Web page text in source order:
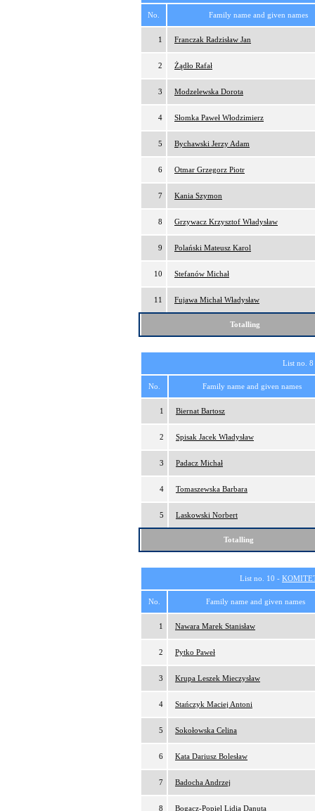
No. Family name and given names
1 Franczak Radzisław Jan
2 Żądło Rafał
3 Modzelewska Dorota
4 Słomka Paweł Włodzimierz
5 Bychawski Jerzy Adam
6 Otmar Grzegorz Piotr
7 Kania Szymon
8 Grzywacz Krzysztof Władysław
9 Polański Mateusz Karol
10 Stefanów Michał
11 Fujawa Michał Władysław
Totalling
List no.
No. Family name and given names
1 Biernat Bartosz
2 Spisak Jacek Władysław
3 Padacz Michał
4 Tomaszewska Barbara
5 Laskowski Norbert
Totalling
List no. 10 -
No. Family name and given names
1 Nawara Marek Stanisław
2 Pytko Paweł
3 Krupa Leszek Mieczysław
4 Stańczyk Maciej Antoni
5 Sokołowska Celina
6 Kata Dariusz Bolesław
7 Badocha Andrzej
8 Bogacz-Popiel Lidia Danuta